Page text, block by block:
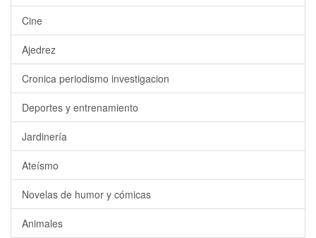
Cine
Ajedrez
Cronica periodismo investigacion
Deportes y entrenamiento
Jardinería
Ateísmo
Novelas de humor y cómicas
Animales